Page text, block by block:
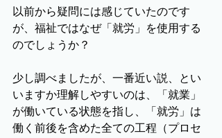
以前から疑問には感じていたのです
が、福祉ではなぜ「就労」を使用する
のでしょうか？
少し調べましたが、一番近い説、とい
いますか理解しやすいのは、「就業」
が働いている状態を指し、「就労」は
働く前後を含めた全ての工程（プロセ